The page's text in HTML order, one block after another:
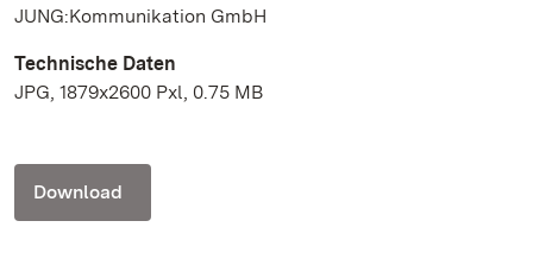
JUNG:Kommunikation GmbH
Technische Daten
JPG, 1879x2600 Pxl, 0.75 MB
Download